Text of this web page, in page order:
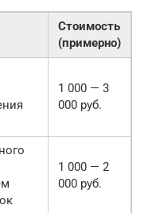
Стоимость
(примерно)
1 000 — 3
000 руб.
1 000 — 2
000 руб.